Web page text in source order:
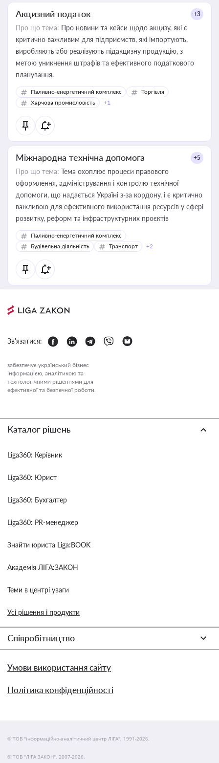
Акцизний податок +3
Про що тема: Про новини та кейси щодо акцизу, які є
критично важливим для підприємств, які імпортують,
виробляють або реалізують підакцизну продукцію, з
метою уникнення штрафів та ефективного податкового
планування.
Паливно-енергетичний комплекс
Торгівля
Харчова промисловість
+1
Міжнародна технічна допомога +5
Про що тема: Тема охоплює процеси правового
оформлення, адміністрування і контролю технічної
допомоги, що надається Україні з-за кордону, і є критично
важливою для ефективного використання ресурсів у сфері
розвитку, реформ та інфраструктурних проєктів
Паливно-енергетичний комплекс
Будівельна діяльність
Транспорт +2
Зв'язатися:
забезпечує український бізнес
інформацією, аналітикою та
технологічними рішеннями для
ефективної та безпечної роботи.
Каталог рішень
Liga360: Керівник
Liga360: Юрист
Liga360: Бухгалтер
Liga360: PR-менеджер
Знайти юриста Liga:BOOK
Академія ЛІГА:ЗАКОН
Теми в центрі уваги
Усі рішення і продукти
Співробітництво
Умови використання сайту
Політика конфіденційності
© ТОВ "інформаційно-аналітичний центр ЛІГА", 1991-2026.
© ТОВ "ЛІГА ЗАКОН", 2007-2026.